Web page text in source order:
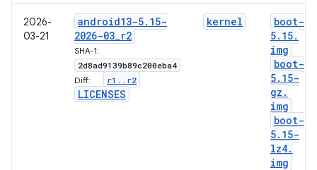
2026-
03-21
android13-5. 15-
2026-03_r2
SHA-1:
2d8ad9139b89c200eba4
Diff: r1 . . r2
LICENSES
kernel
boot-
5. 15.
img
boot-
5. 15-
gz .
img
boot-
5. 15-
lz4.
img